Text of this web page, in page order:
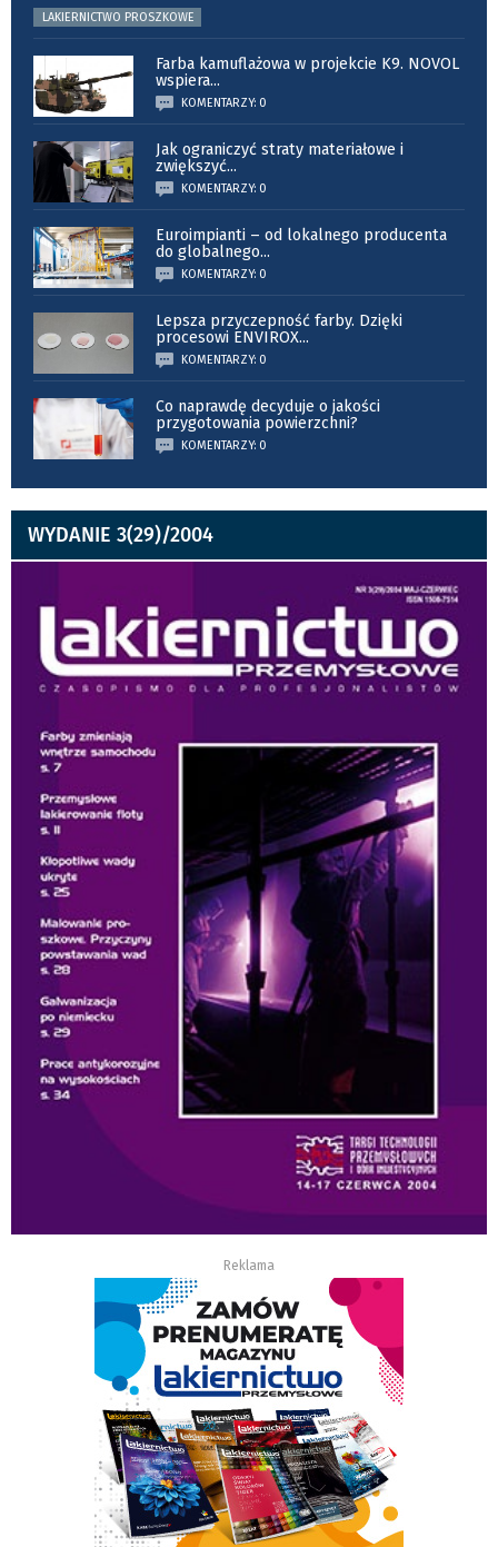
LAKIERNICTWO PROSZKOWE
Farba kamuflażowa w projekcie K9. NOVOL
wspiera...
KOMENTARZY: 0
Jak ograniczyć straty materiałowe i
zwiększyć...
KOMENTARZY: 0
Euroimpianti – od lokalnego producenta
do globalnego...
KOMENTARZY: 0
Lepsza przyczepność farby. Dzięki
procesowi ENVIROX...
KOMENTARZY: 0
Co naprawdę decyduje o jakości
przygotowania powierzchni?
KOMENTARZY: 0
WYDANIE 3(29)/2004
Reklama